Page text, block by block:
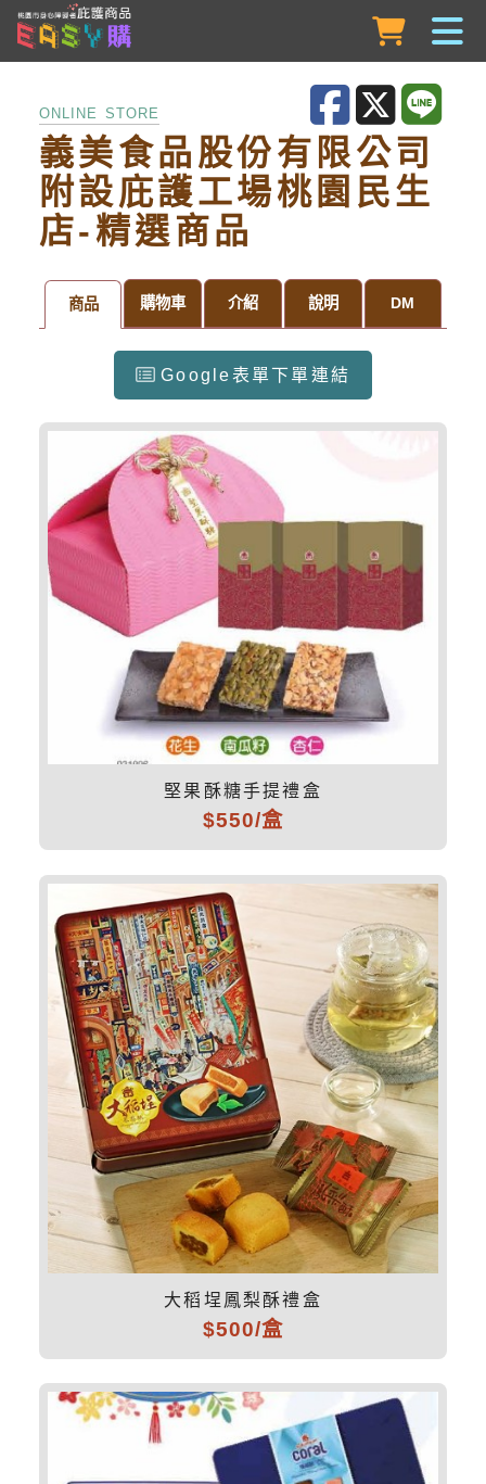
跳到主要內容
ONLINE STORE
義美食品股份有限公司
附設庇護工場桃園民生
店-精選商品
商品 購物車 介紹 說明 DM
Google表單下單連結
堅果酥糖手提禮盒
$550/盒
大稻埕鳳梨酥禮盒
$500/盒